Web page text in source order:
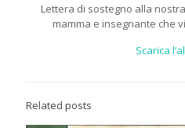
Lettera di sostegno alla
mamma e insegnante che
Scarica
Related posts